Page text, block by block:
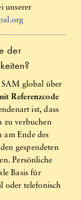
unserer
der
SAM global über
Referenzcode
ist, dass
zu verbuchen
am Ende des
gespendeten
Persönliche
Basis für
oder telefonisch